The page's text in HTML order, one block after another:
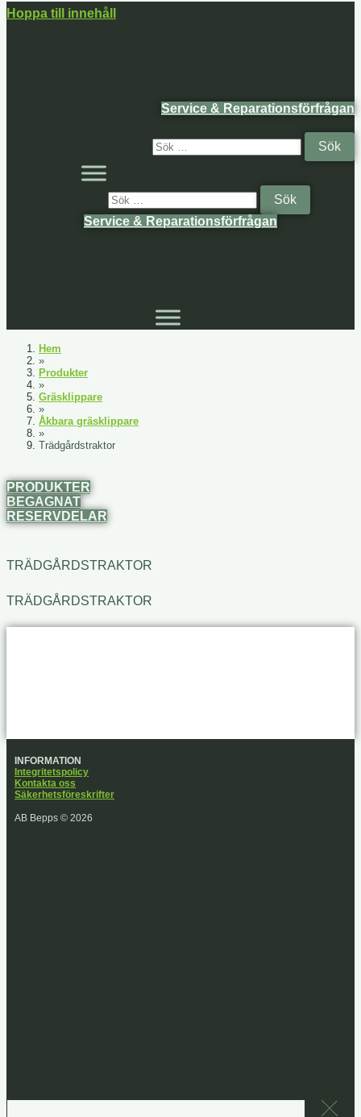
Hoppa till innehåll
Service & Reparationsförfrågan
Service & Reparationsförfrågan
Hem
»
Produkter
»
Gräsklippare
»
Åkbara gräsklippare
»
Trädgårdstraktor
PRODUKTER
BEGAGNAT
RESERVDELAR
TRÄDGÅRDSTRAKTOR
TRÄDGÅRDSTRAKTOR
INFORMATION
Integritetspolicy
Kontakta oss
Säkerhetsföreskrifter
AB Bepps © 2026